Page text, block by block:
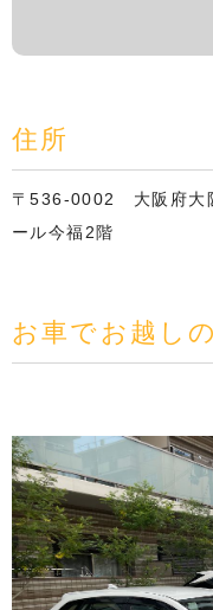
住所
〒536-0002 大阪府大
ール今福2階
お車でお越し